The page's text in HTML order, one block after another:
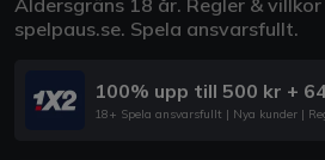
Åldersgräns 18 år. Regler &
spelpaus.se. Spela ansvarsfullt.
100% upp till 500 kr +
18+ Spela ansvarsfullt | Nya kunder |